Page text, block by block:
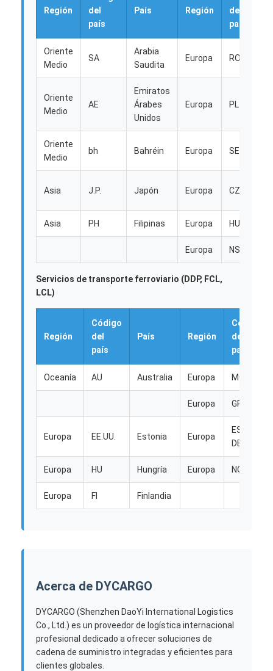
TRANSPORTE DE MERCANCÍAS POR FERROCARRIL
Transporte de mercancías por camión
Servicio de almacenamiento
Región
del
país
País Región
del
país
Oriente
Medio
SA
Arabia
Saudita
Europa RO
Oriente
Medio
AE
Emiratos
Árabes
Unidos
Europa PL
Oriente
Medio
bh Bahréin Europa SER
Asia J.P. Japón Europa CZ
Asia PH Filipinas Europa HU
Europa NS
Servicios de transporte ferroviario (DDP, FCL,
LCL)
Región
Código
del
país
País Región
Código
del
país
Oceanía AU Australia Europa MONTE
Europa GRAMO
Europa EE.UU. Estonia Europa
ES
DECIR
Europa HU Hungría Europa NO
Europa FI Finlandia
Acerca de DYCARGO
DYCARGO (Shenzhen DaoYi International Logistics
Co., Ltd.) es un proveedor de logística internacional
profesional dedicado a ofrecer soluciones de
cadena de suministro integradas y eficientes para
clientes globales.